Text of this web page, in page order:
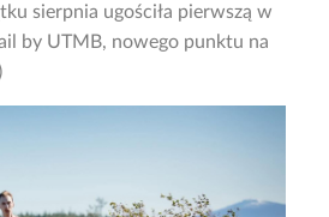
sierpnia ugościła pierwszą w
by UTMB, nowego punktu na